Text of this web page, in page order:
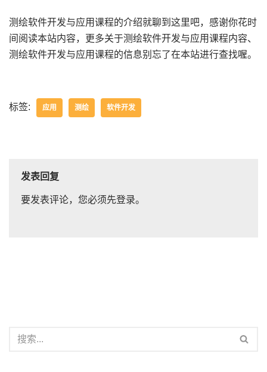
测绘软件开发与应用课程的介绍就聊到这里吧，感谢你花时
间阅读本站内容，更多关于测绘软件开发与应用课程内容、
测绘软件开发与应用课程的信息别忘了在本站进行查找喔。
标签: 应用 测绘 软件开发
发表回复
要发表评论，您必须先登录。